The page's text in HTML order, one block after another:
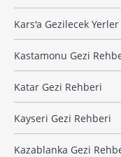
Kars'a Gezilecek Yerler
Kastamonu Gezi
Katar Gezi Rehberi
Kayseri Gezi Rehberi
Kazablanka Gezi